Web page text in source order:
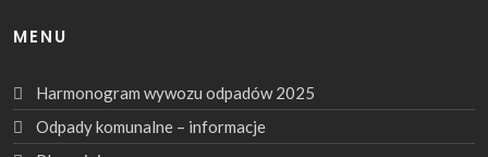
MENU
Harmonogram wywozu odpadów 2025
Odpady komunalne – informacje